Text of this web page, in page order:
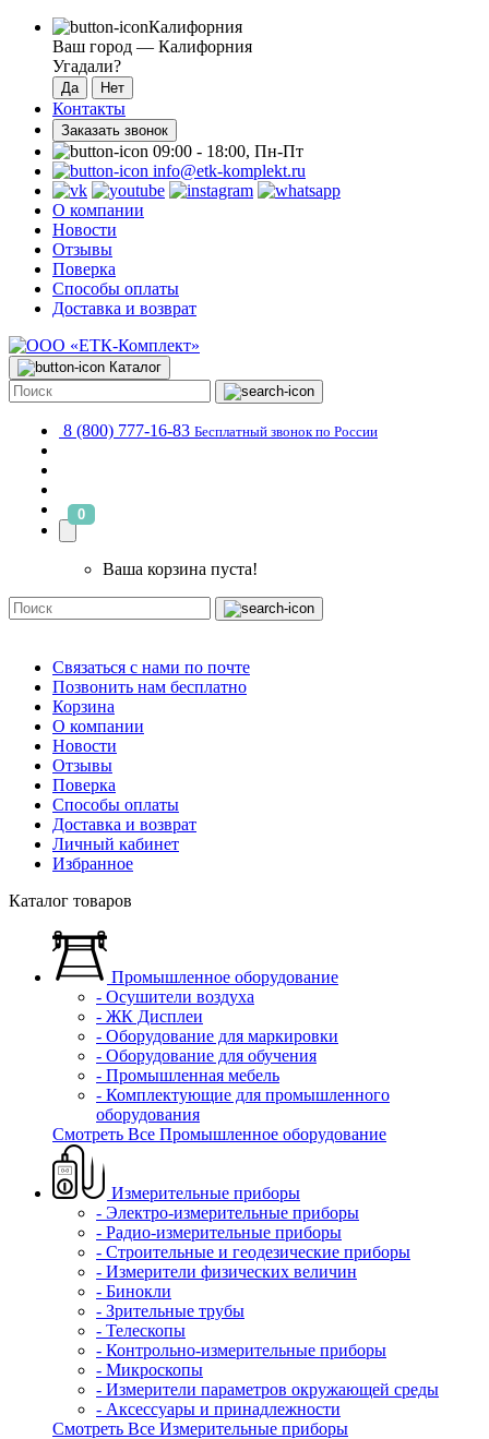
Калифорния
Ваш город — Калифорния
Угадали?
Контакты
Заказать звонок
09:00 - 18:00, Пн-Пт
info@etk-komplekt.ru
О компании
Новости
Отзывы
Поверка
Способы оплаты
Доставка и возврат
Каталог
8 (800) 777-16-83 Бесплатный звонок по России
0
Ваша корзина пуста!
Связаться с нами по почте
Позвонить нам бесплатно
Корзина
О компании
Новости
Отзывы
Поверка
Способы оплаты
Доставка и возврат
Личный кабинет
Избранное
Каталог товаров
Промышленное оборудование
- Осушители воздуха
- ЖК Дисплеи
- Оборудование для маркировки
- Оборудование для обучения
- Промышленная мебель
- Комплектующие для промышленного
оборудования
Смотреть Все Промышленное оборудование
Измерительные приборы
- Электро-измерительные приборы
- Радио-измерительные приборы
- Строительные и геодезические приборы
- Измерители физических величин
- Бинокли
- Зрительные трубы
- Телескопы
- Контрольно-измерительные приборы
- Микроскопы
- Измерители параметров окружающей среды
- Аксессуары и принадлежности
Смотреть Все Измерительные приборы